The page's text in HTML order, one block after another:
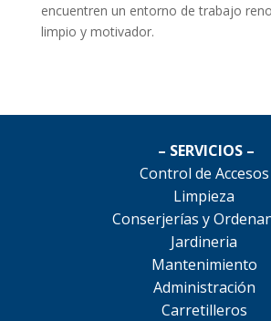
encuentren un entorno de trabajo
limpio y motivador.
– SERVICIOS –
Control de Accesos
Limpieza
Conserjerías y
Jardineria
Mantenimiento
Administración
Carretilleros